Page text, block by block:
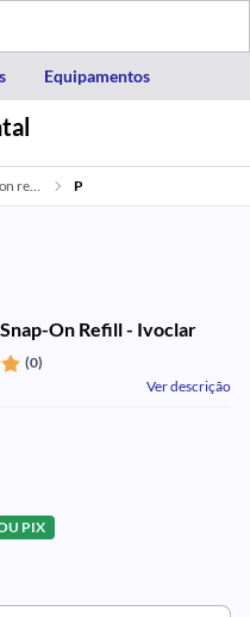
Equipamentos
Aplicador canulas vivapen snap on refill ivoclar vivadent P
On Refill - Ivoclar
(0)
Ver descrição
PIX